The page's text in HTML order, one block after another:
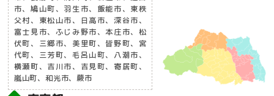
市、鳩山町、羽生市、飯能市、東秩
父村、東松山市、日高市、深谷市、
富士見市、ふじみ野市、本庄市、松
伏町、三郷市、美里町、皆野町、宮
代町、三芳町、毛呂山町、八潮市、
横瀬町、吉川市、吉見町、寄居町、
嵐山町、和光市、蕨市